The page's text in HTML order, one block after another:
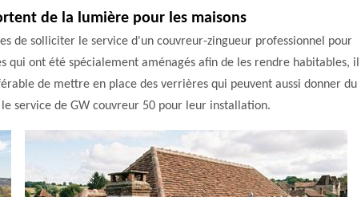
de la lumière pour les maisons
de solliciter le service d'un couvreur-zingueur professionnel pour
ont été spécialement aménagés afin de les rendre habitables, il
de mettre en place des verrières qui peuvent aussi donner du
service de GW couvreur 50 pour leur installation.